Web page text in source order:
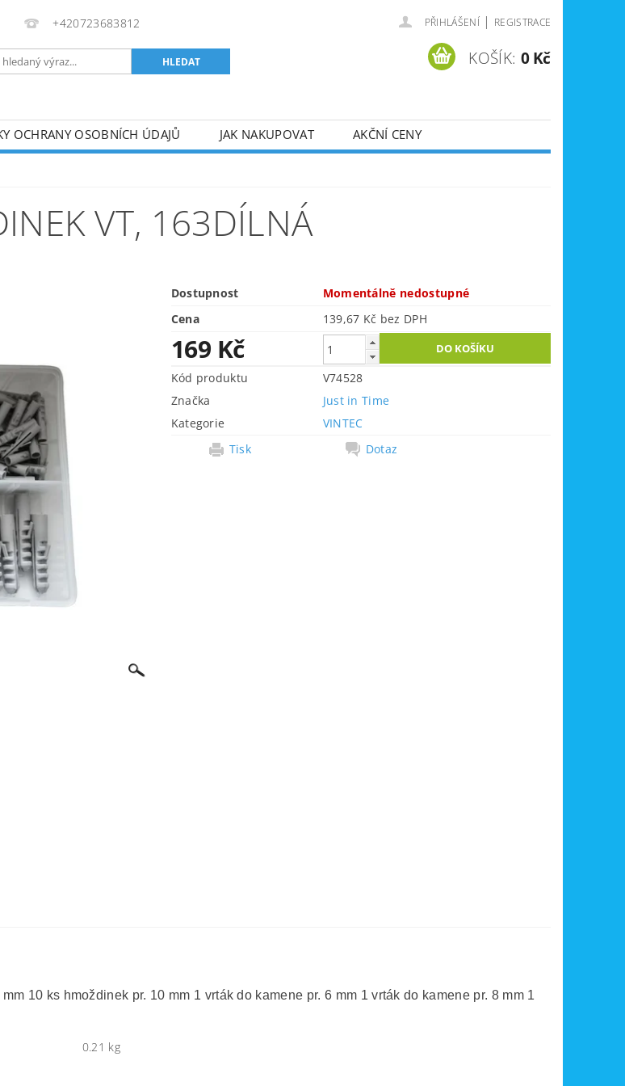
+420723683812 PŘIHLÁŠENÍ | REGISTRACE
KOŠÍK: 0 Kč
OCHRANY OSOBNÍCH ÚDAJŮ JAK NAKUPOVAT
AKČNÍ CENY
AKU NÁŘADÍ STAVEBNÍ STROJE
VT, 163DÍLNÁ
Dostupnost
Momentálně nedostupné
Cena
139,67 Kč bez DPH
169 Kč
Kód produktu
V74528
Značka
Just in Time
Kategorie
VINTEC
Tisk
Dotaz
10 ks hmoždinek pr. 10 mm 1 vrták do kamene pr. 6 mm 1 vrták do kamene pr. 8 mm 1
0.21 kg